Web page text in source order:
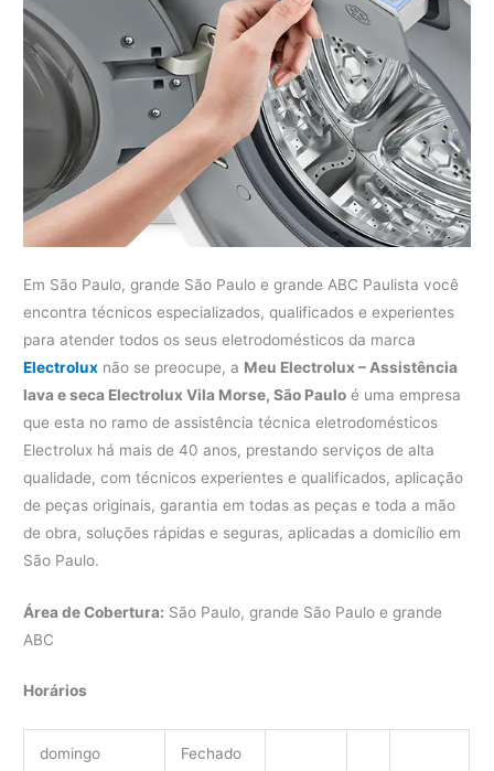
Em São Paulo, grande São Paulo e grande ABC Paulista você
encontra técnicos especializados, qualificados e experientes
para atender todos os seus eletrodomésticos da marca
Electrolux não se preocupe, a Meu Electrolux – Assistência
lava e seca Electrolux Vila Morse, São Paulo é uma empresa
que esta no ramo de assistência técnica eletrodomésticos
Electrolux há mais de 40 anos, prestando serviços de alta
qualidade, com técnicos experientes e qualificados, aplicação
de peças originais, garantia em todas as peças e toda a mão
de obra, soluções rápidas e seguras, aplicadas a domicílio em
São Paulo.
Área de Cobertura: São Paulo, grande São Paulo e grande
ABC
Horários
domingo Fechado